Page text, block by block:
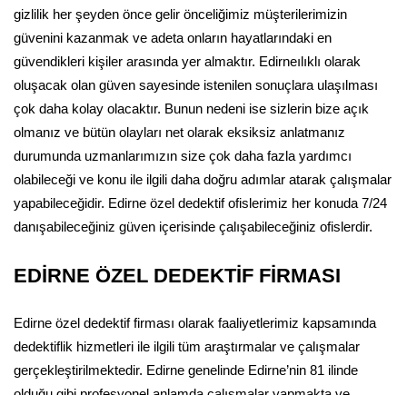
gizlilik her şeyden önce gelir önceliğimiz müşterilerimizin
güvenini kazanmak ve adeta onların hayatlarındaki en
güvendikleri kişiler arasında yer almaktır. Edirneılıklı olarak
oluşacak olan güven sayesinde istenilen sonuçlara ulaşılması
çok daha kolay olacaktır. Bunun nedeni ise sizlerin bize açık
olmanız ve bütün olayları net olarak eksiksiz anlatmanız
durumunda uzmanlarımızın size çok daha fazla yardımcı
olabileceği ve konu ile ilgili daha doğru adımlar atarak çalışmalar
yapabileceğidir. Edirne özel dedektif ofislerimiz her konuda 7/24
danışabileceğiniz güven içerisinde çalışabileceğiniz ofislerdir.
EDİRNE ÖZEL DEDEKTİF FİRMASI
Edirne özel dedektif firması olarak faaliyetlerimiz kapsamında
dedektiflik hizmetleri ile ilgili tüm araştırmalar ve çalışmalar
gerçekleştirilmektedir. Edirne genelinde Edirne’nin 81 ilinde